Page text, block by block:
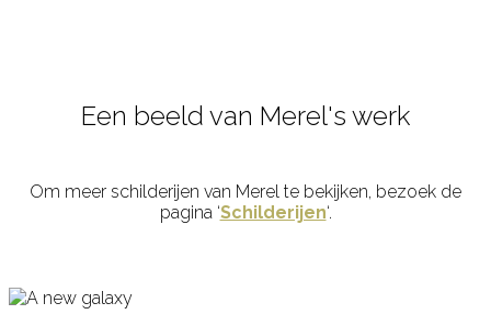
Een beeld van Merel's werk
Om meer schilderijen van Merel te bekijken, bezoek de
pagina ‘Schilderijen‘.